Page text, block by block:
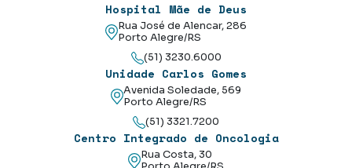
Hospital Mãe de Deus
Rua José de Alencar, 286
Porto Alegre/RS
(51) 3230.6000
Unidade Carlos Gomes
Avenida Soledade, 569
Porto Alegre/RS
(51) 3321.7200
Centro Integrado de Oncologia
Rua Costa, 30